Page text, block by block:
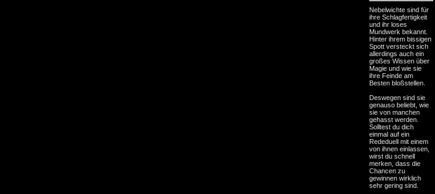
Nebelwichte sind für
ihre Schlagfertigkeit
und ihr loses
Mundwerk bekannt.
Hinter ihrem bissigen
Spott versteckt sich
allerdings auch ein
großes Wissen über
Magie und wie sie
ihre Feinde am
Besten bloßstellen.
Deswegen sind sie
genauso beliebt, wie
sie von manchen
gehasst werden.
Solltest du dich
einmal auf ein
Rededuell mit einem
von ihnen einlassen,
wirst du schnell
merken, dass die
Chancen zu
gewinnen wirklich
sehr gering sind.